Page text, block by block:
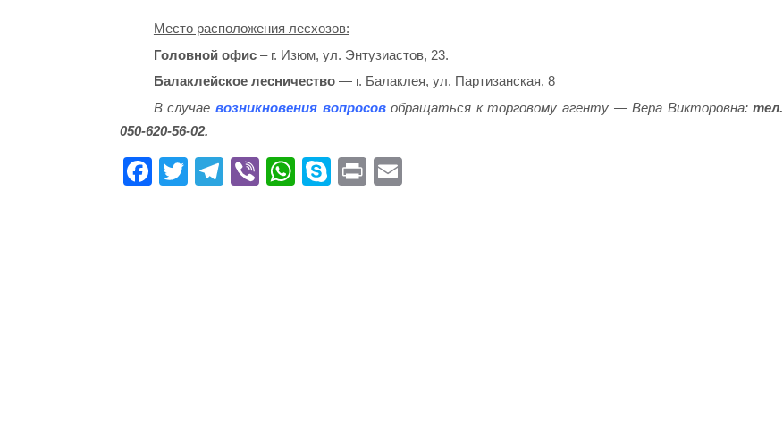
Место расположения лесхозов:
Головной офис– г. Изюм, ул. Энтузиастов, 23.
Балаклейское лесничество— г. Балаклея, ул. Партизанская, 8
В случаевозникновения вопросовобращаться к торговому агенту — Вера Викторовна:тел.
050-620-56-02.
Fa T
Te Vi
W
S
Pr